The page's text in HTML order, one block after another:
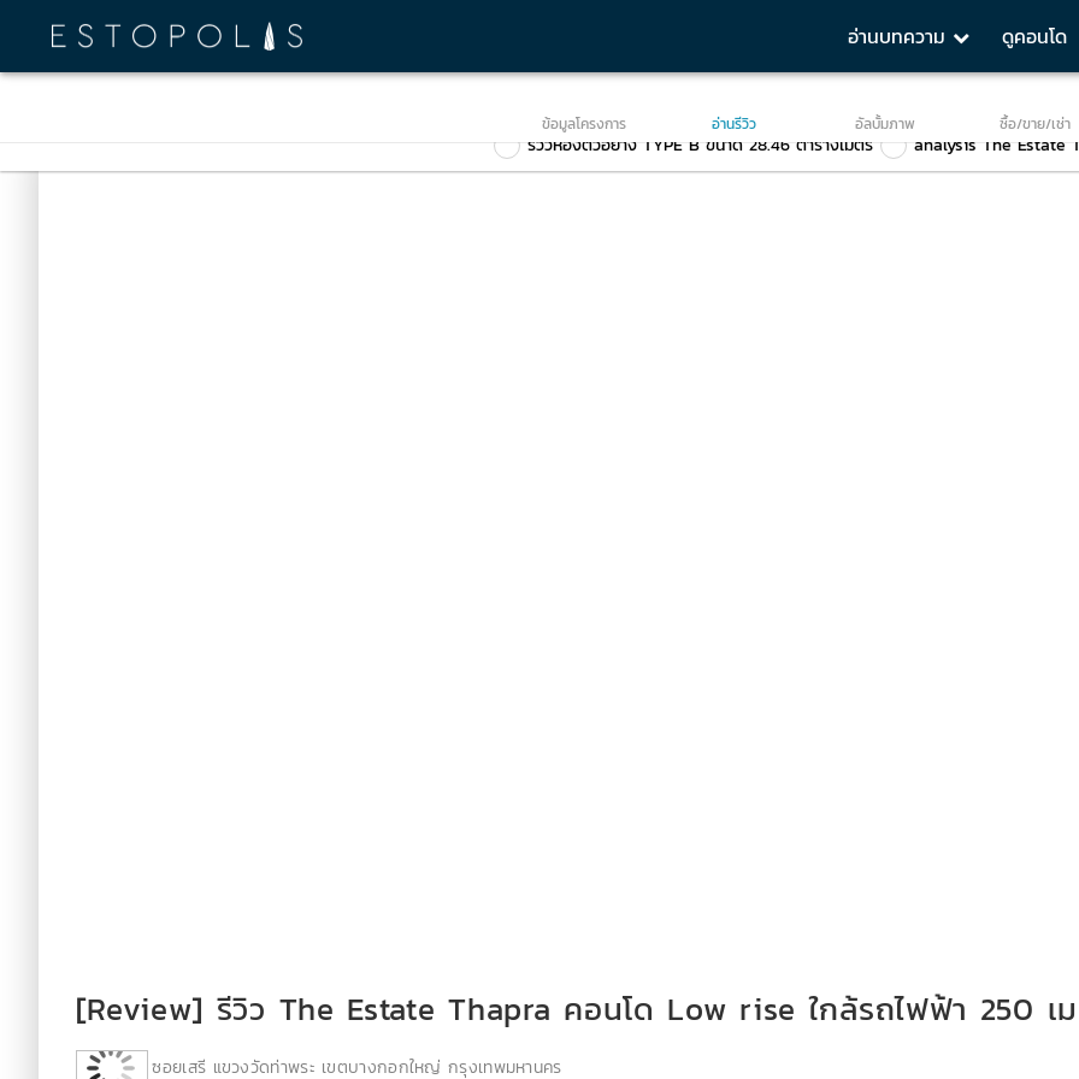
อ่านบทความ ดูคอนโด
ข้อมูลโครงการ อ่านรีวิว อัลบั้มภาพ ซื้อ/ขาย/เช่า
[Review] รีวิว The Estate Thapra คอนโด Low rise ใกล้รถไฟฟ้า 250 เ
ซอยเสรี แขวงวัดท่าพระ เขตบางกอกใหญ่ กรุงเทพมหานคร
รีวิวห้องตัวอย่าง TYPE B ขนาด 28.46 ตารางเมตร
analysis The Estate